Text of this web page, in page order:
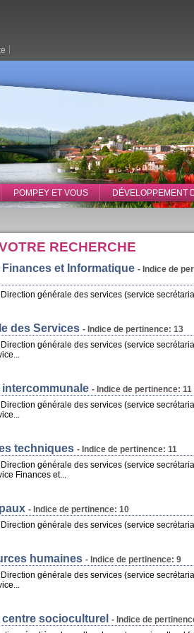
POMPEY ET VOUS DÉVELOPPEMENT
RECHERCHE
et Informatique - Indice de
générale des services (service
des Services - Indice de pertinence: 13
générale des services (service
intercommunale - Indice de pertinence: 11
générale des services (service
techniques - Indice de pertinence: 11
générale des services (service
Finances et...
- Indice de pertinence: 10
générale des services (service
humaines - Indice de pertinence: 9
générale des services (service
socioculturel - Indice de